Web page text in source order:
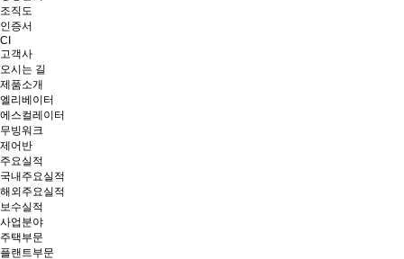
조직도
인증서
CI
고객사
오시는 길
제품소개
엘리베이터
에스컬레이터
무빙워크
제어반
주요실적
국내주요실적
해외주요실적
보수실적
사업분야
주택부문
플랜트부문